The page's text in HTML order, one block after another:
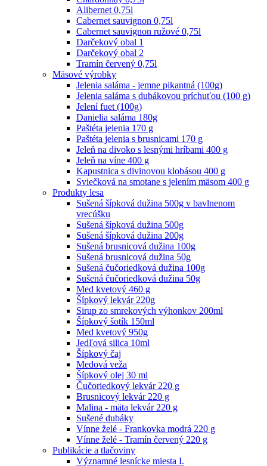
Alibernet 0,75l
Cabernet sauvignon 0,75l
Cabernet sauvignon ružové 0,75l
Darčekový obal 1
Darčekový obal 2
Tramín červený 0,75l
Mäsové výrobky
Jelenia saláma - jemne pikantná (100g)
Jelenia saláma s dubákovou príchuťou (100 g)
Jelení fuet (100g)
Danielia saláma 180g
Paštéta jelenia 170 g
Paštéta jelenia s brusnicami 170 g
Jeleň na divoko s lesnými hríbami 400 g
Jeleň na víne 400 g
Kapustnica s divinovou klobásou 400 g
Sviečková na smotane s jelením mäsom 400 g
Produkty lesa
Sušená šípková dužina 500g v bavlnenom
vrecúšku
Sušená šípková dužina 500g
Sušená šípková dužina 200g
Sušená brusnicová dužina 100g
Sušená brusnicová dužina 50g
Sušená čučoriedková dužina 100g
Sušená čučoriedková dužina 50g
Med kvetový 460 g
Šípkový lekvár 220g
Sirup zo smrekových výhonkov 200ml
Šípkový šotík 150ml
Med kvetový 950g
Jedľová silica 10ml
Šípkový čaj
Medová veža
Šípkový olej 30 ml
Čučoriedkový lekvár 220 g
Brusnicový lekvár 220 g
Malina - mäta lekvár 220 g
Sušené dubáky
Vínne želé - Frankovka modrá 220 g
Vínne želé - Tramín červený 220 g
Publikácie a tlačoviny
Významné lesnícke miesta I.